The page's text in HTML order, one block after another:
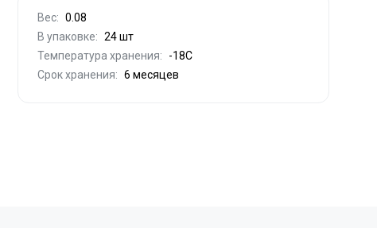
Вес: 0.08
В упаковке: 24 шт
Температура хранения:
-18С
Срок хранения: 6 месяцев